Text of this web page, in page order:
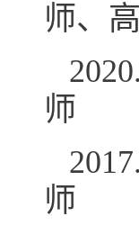
师、
师
师